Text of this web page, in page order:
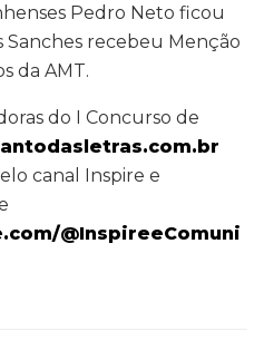
Pedro Neto ficou
Sanches recebeu Menção
da AMT.
do I Concurso de
canal Inspire e
@InspireeComuni